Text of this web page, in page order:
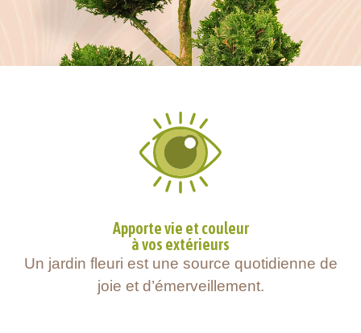
Apporte vie et couleur
à vos extérieurs
Un jardin fleuri est une source quotidienne de
joie et d’émerveillement.